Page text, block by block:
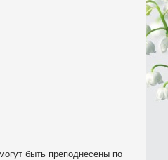
быть преподнесены по